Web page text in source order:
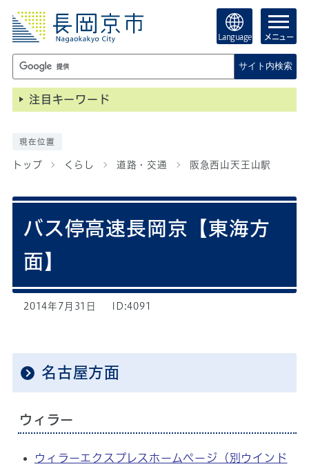
Language メニュー
サイト内検索
注目キーワード
現在位置
トップ くらし 道路・交通 阪急西山天王山駅
バス停高速長岡京【東海方
面】
2014年7月31日 ID:4091
名古屋方面
ウィラー
ウィラーエクスプレスホームページ （別ウインド